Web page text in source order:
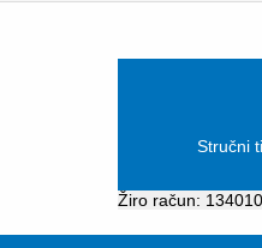
Stručni
Žiro račun: